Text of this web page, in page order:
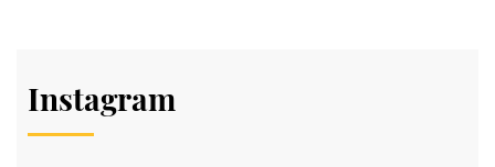
Instagram